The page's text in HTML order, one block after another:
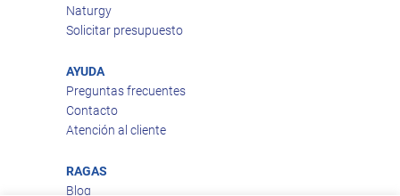
Naturgy
Solicitar presupuesto
AYUDA
Preguntas frecuentes
Contacto
Atención al cliente
RAGAS
Blog